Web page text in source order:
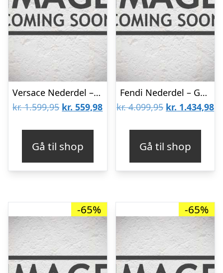
Versace Nederdel – Frotté – Flamingo
kr.1.599,95 Den
var:
kr. 1.599,95.
kr. 559,98Den
kr. 559,98.
Gå til shop
Fendi Nederdel – Gråmeleret
kr.4.099,95 Den
var:
kr. 4.099,95.
kr. 1.434,98
Gå til shop
-65% -65%